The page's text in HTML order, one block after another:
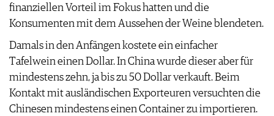
JOBS
WERBUNG
finanziellen Vorteil im Fokus hatten und die
Konsumenten mit dem Aussehen der Weine blendeten.
Damals in den Anfängen kostete ein einfacher
Tafelwein einen Dollar. In China wurde dieser aber für
mindestens zehn, ja bis zu 50 Dollar verkauft. Beim
Kontakt mit ausländischen Exporteuren versuchten die
Chinesen mindestens einen Container zu importieren.